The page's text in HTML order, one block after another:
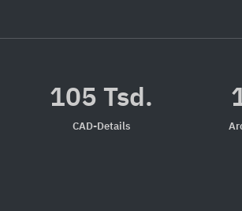
105 Tsd.
CAD-Details